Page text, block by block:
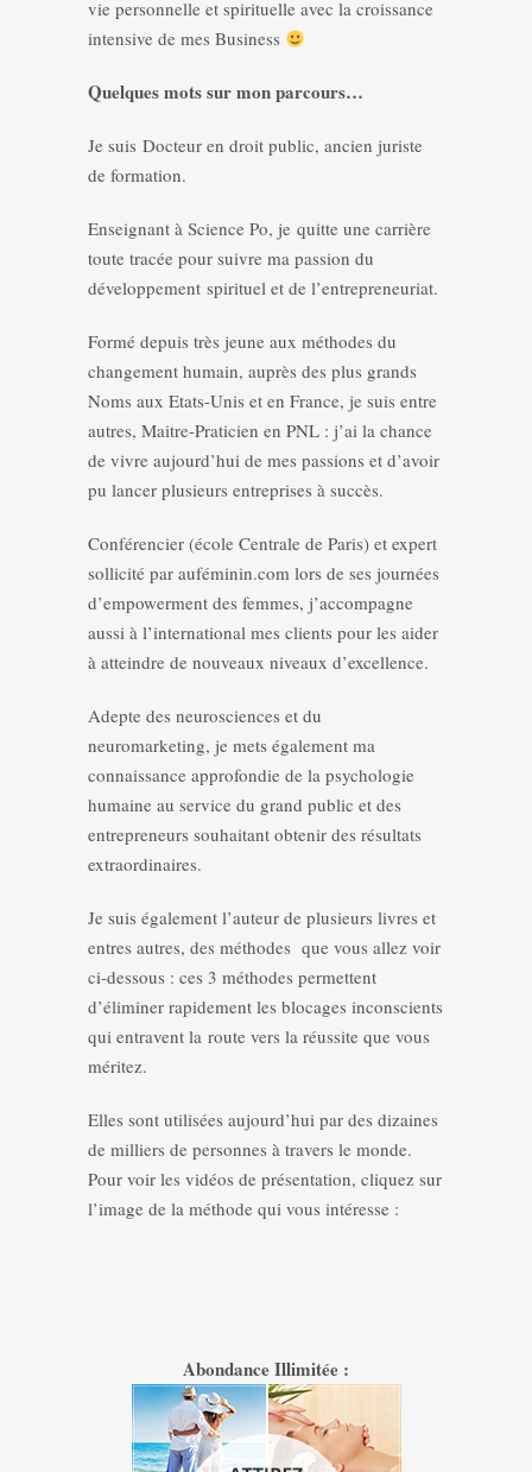
vie personnelle et spirituelle avec la croissance
intensive de mes Business
Quelques mots sur mon parcours…
Je suis Docteur en droit public, ancien juriste
de formation.
Enseignant à Science Po, je quitte une carrière
toute tracée pour suivre ma passion du
développement spirituel et de l’entrepreneuriat.
Formé depuis très jeune aux méthodes du
changement humain, auprès des plus grands
Noms aux Etats-Unis et en France, je suis entre
autres, Maitre-Praticien en PNL : j’ai la chance
de vivre aujourd’hui de mes passions et d’avoir
pu lancer plusieurs entreprises à succès.
Conférencier (école Centrale de Paris) et expert
sollicité par auféminin.com lors de ses journées
d’empowerment des femmes, j’accompagne
aussi à l’international mes clients pour les aider
à atteindre de nouveaux niveaux d’excellence.
Adepte des neurosciences et du
neuromarketing, je mets également ma
connaissance approfondie de la psychologie
humaine au service du grand public et des
entrepreneurs souhaitant obtenir des résultats
extraordinaires.
Je suis également l’auteur de plusieurs livres et
entres autres, des méthodes que vous allez voir
ci-dessous : ces 3 méthodes permettent
d’éliminer rapidement les blocages inconscients
qui entravent la route vers la réussite que vous
méritez.
Elles sont utilisées aujourd’hui par des dizaines
de milliers de personnes à travers le monde.
Pour voir les vidéos de présentation, cliquez sur
l’image de la méthode qui vous intéresse :
Abondance Illimitée :